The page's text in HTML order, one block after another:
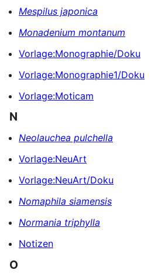
Mespilus japonica
Monadenium montanum
Vorlage:Monographie/Doku
Vorlage:Monographie1/Doku
Vorlage:Moticam
N
Neolauchea pulchella
Vorlage:NeuArt
Vorlage:NeuArt/Doku
Nomaphila siamensis
Normania triphylla
Notizen
O